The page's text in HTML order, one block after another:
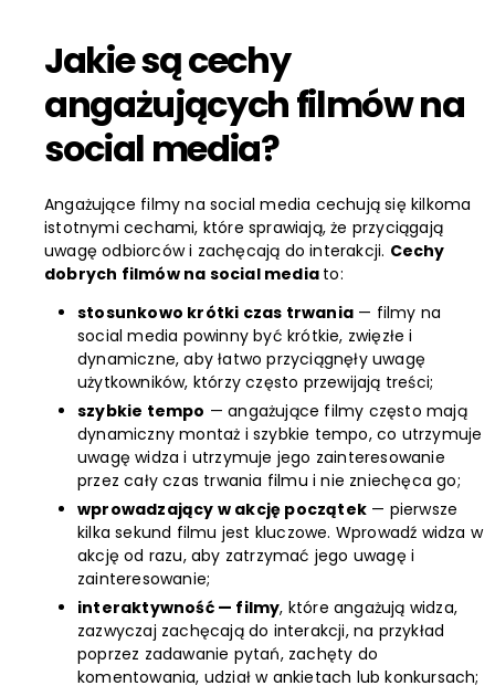
Jakie są cechy
angażujących filmów na
social media?
Angażujące filmy na social media cechują się kilkoma
istotnymi cechami, które sprawiają, że przyciągają
uwagę odbiorców i zachęcają do interakcji. Cechy
dobrych filmów na social media to:
stosunkowo krótki czas trwania — filmy na
social media powinny być krótkie, zwięzłe i
dynamiczne, aby łatwo przyciągnęły uwagę
użytkowników, którzy często przewijają treści;
szybkie tempo — angażujące filmy często mają
dynamiczny montaż i szybkie tempo, co utrzymuje
uwagę widza i utrzymuje jego zainteresowanie
przez cały czas trwania filmu i nie zniechęca go;
wprowadzający w akcję początek — pierwsze
kilka sekund filmu jest kluczowe. Wprowadź widza w
akcję od razu, aby zatrzymać jego uwagę i
zainteresowanie;
interaktywność — filmy, które angażują widza,
zazwyczaj zachęcają do interakcji, na przykład
poprzez zadawanie pytań, zachęty do
komentowania, udział w ankietach lub konkursach;